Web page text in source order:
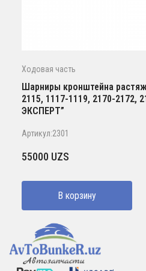
Ходовая часть
Шарниры кронштейна
2115, 1117-1119, 2170-2172,
ЭКСПЕРТ”
Артикул:2301
55000 UZS
В корзину